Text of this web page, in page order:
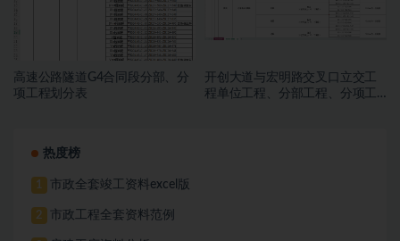
高速公路隧道G4合同段分部、分
项工程划分表
开创大道与宏明路交叉口立交工
程单位工程、分部工程、分项工
热度榜
1 市政全套竣工资料excel版
2 市政工程全套资料范例